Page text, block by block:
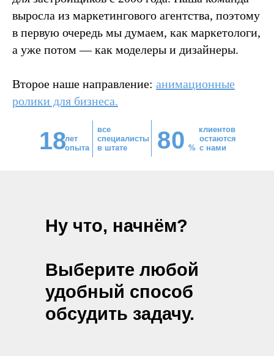
выросла из маркетингового агентства, поэтому
в первую очередь мы думаем, как маркетологи,
а уже потом — как моделеры и дизайнеры.
Второе наше направление: анимационные
ролики для бизнеса.
18лет
опыта
специалисты
в штате
все 0
8 %
клиентов
остаются
с нами
Ну что, начнём?
Выберите любой
удобный способ
обсудить задачу.